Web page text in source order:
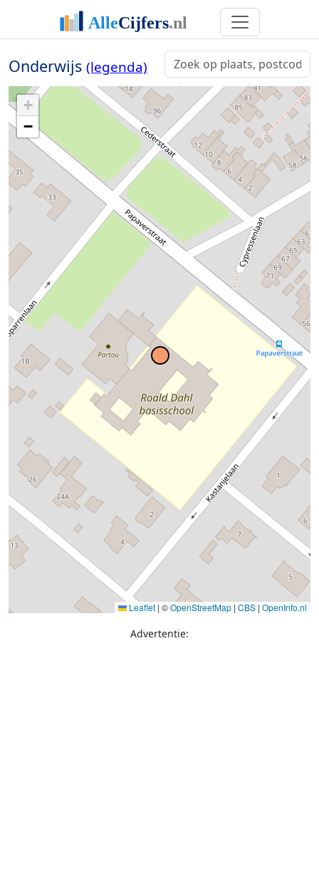
Onderwijs (legenda)
+
−
Leaflet | ©OpenStreetMap | CBS | OpenInfo.nl
Advertentie: